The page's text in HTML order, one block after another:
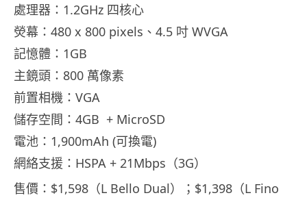
處理器：1.2GHz 四核心
熒幕：480 x 800 pixels、4.5 吋 WVGA
記憶體：1GB
主鏡頭：800 萬像素
前置相機：VGA
儲存空間：4GB + MicroSD
電池：1,900mAh (可換電)
網絡支援：HSPA + 21Mbps（3G）
售價：$1,598（L Bello Dual）；$1,398（L Fino